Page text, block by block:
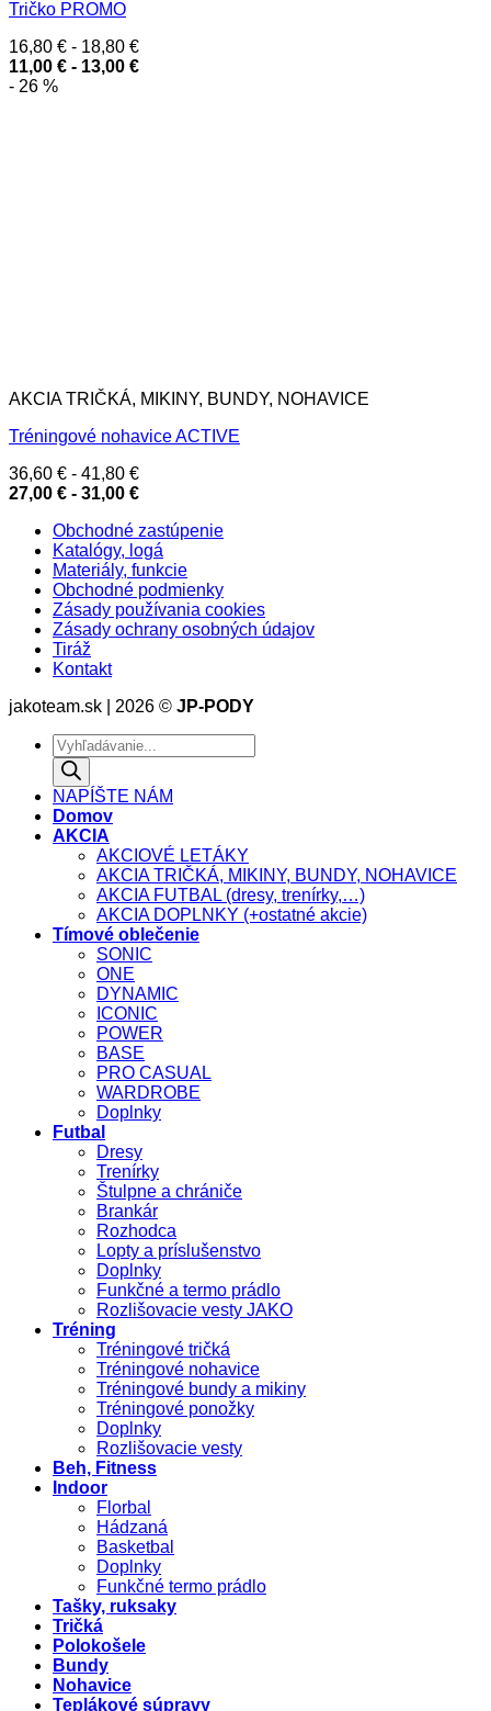
Tričko PROMO
16,80 € - 18,80 €
11,00 € - 13,00 €
- 26 %
AKCIA TRIČKÁ, MIKINY, BUNDY, NOHAVICE
Tréningové nohavice ACTIVE
36,60 € - 41,80 €
27,00 € - 31,00 €
Obchodné zastúpenie
Katalógy, logá
Materiály, funkcie
Obchodné podmienky
Zásady používania cookies
Zásady ochrany osobných údajov
Tiráž
Kontakt
jakoteam.sk | 2026 © JP-PODY
Products
search
NAPÍŠTE NÁM
Domov
AKCIA
AKCIOVÉ LETÁKY
AKCIA TRIČKÁ, MIKINY, BUNDY, NOHAVICE
AKCIA FUTBAL (dresy, trenírky,…)
AKCIA DOPLNKY (+ostatné akcie)
Tímové oblečenie
SONIC
ONE
DYNAMIC
ICONIC
POWER
BASE
PRO CASUAL
WARDROBE
Doplnky
Futbal
Dresy
Trenírky
Štulpne a chrániče
Brankár
Rozhodca
Lopty a príslušenstvo
Doplnky
Funkčné a termo prádlo
Rozlišovacie vesty JAKO
Tréning
Tréningové tričká
Tréningové nohavice
Tréningové bundy a mikiny
Tréningové ponožky
Doplnky
Rozlišovacie vesty
Beh, Fitness
Indoor
Florbal
Hádzaná
Basketbal
Doplnky
Funkčné termo prádlo
Tašky, ruksaky
Tričká
Polokošele
Bundy
Nohavice
Teplákové súpravy